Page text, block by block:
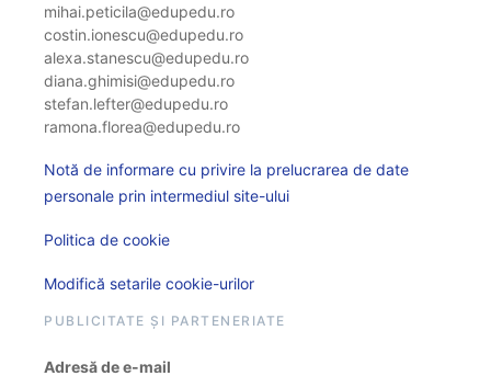
mihai.peticila@edupedu.ro
costin.ionescu@edupedu.ro
alexa.stanescu@edupedu.ro
diana.ghimisi@edupedu.ro
stefan.lefter@edupedu.ro
ramona.florea@edupedu.ro
Notă de informare cu privire la prelucrarea de date
personale prin intermediul site-ului
Politica de cookie
Modifică setarile cookie-urilor
PUBLICITATE ȘI PARTENERIATE
Adresă de e-mail